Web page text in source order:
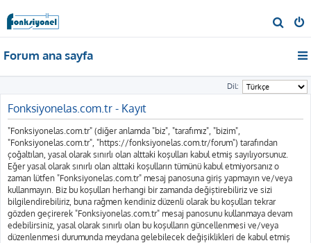
r
Forum ana sayfa
Dil:
Fonksiyonelas.com.tr - Kayıt
"Fonksiyonelas.com.tr" (diğer anlamda "biz", "tarafımız", "bizim",
"Fonksiyonelas.com.tr", "https://fonksiyonelas.com.tr/forum") tarafından
çoğaltılan, yasal olarak sınırlı olan alttaki koşulları kabul etmiş sayılıyorsunuz.
Eğer yasal olarak sınırlı olan alttaki koşulların tümünü kabul etmiyorsanız o
zaman lütfen "Fonksiyonelas.com.tr" mesaj panosuna giriş yapmayın ve/veya
kullanmayın. Biz bu koşulları herhangi bir zamanda değiştirebiliriz ve sizi
bilgilendirebiliriz, buna rağmen kendiniz düzenli olarak bu koşulları tekrar
gözden geçirerek "Fonksiyonelas.com.tr" mesaj panosunu kullanmaya devam
edebilirsiniz, yasal olarak sınırlı olan bu koşulların güncellenmesi ve/veya
düzenlenmesi durumunda meydana gelebilecek değişiklikleri de kabul etmiş